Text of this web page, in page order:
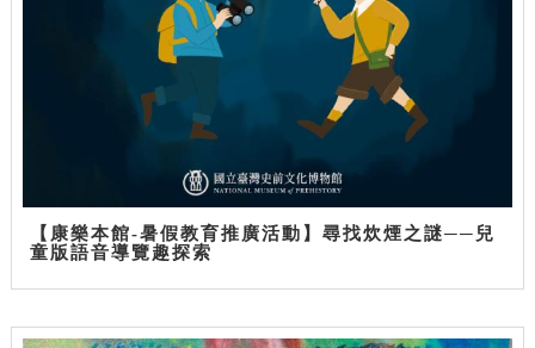
【康樂本館-暑假教育推廣活動】尋找炊煙之謎──兒
童版語音導覽趣探索